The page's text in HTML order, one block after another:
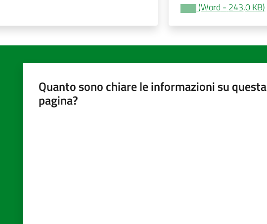
(Word - 243,0 KB)
Quanto sono chiare le informazioni su questa
pagina?